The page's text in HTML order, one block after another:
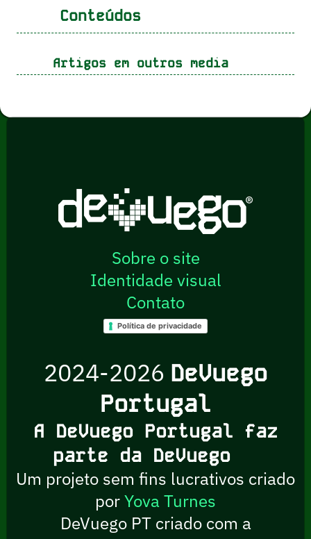
Conteúdos
Artigos em outros media
Sobre o site
Identidade visual
Contato
Política de privacidade
2024-2026 DeVuego
Portugal
A DeVuego Portugal faz
parte da DeVuego
Um projeto sem fins lucrativos criado
porYova Turnes
DeVuego PT criado com a